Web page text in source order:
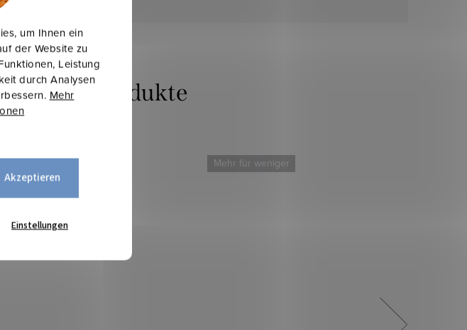
um Ihnen ein
der Website zu
Leistung
durch Analysen
Mehr
Akzeptieren
Einstellungen
Mehr für weniger Mehr für weniger